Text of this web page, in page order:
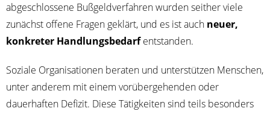
abge­schlos­se­ne Buß­geld­ver­fah­ren wur­den seit­her vie­le
zunächst offe­ne Fra­gen geklärt, und es ist auch neu­er,
kon­kre­ter Hand­lungs­be­darfentstanden.
Sozia­le Orga­ni­sa­tio­nen bera­ten und unter­stüt­zen Men­schen,
unter ande­rem mit einem vor­über­ge­hen­den oder
dau­er­haf­ten Defi­zit. Die­se Tätig­kei­ten sind teils beson­ders